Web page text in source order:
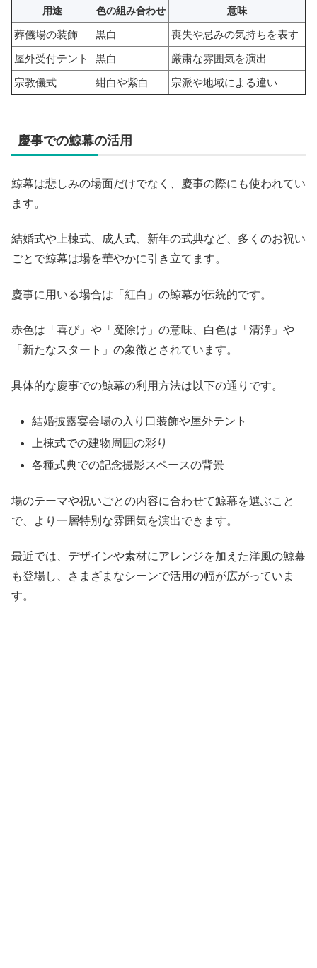
用途 色の組み合わせ 意味
葬儀場の装飾 黒白
喪失や忌みの気持ちを表す
屋外受付テント
黒白
厳粛な雰囲気を演出
宗教儀式
紺白や紫白 宗派や地域による違い
慶事での鯨幕の活用
鯨幕は悲しみの場面だけでなく、慶事の際にも使われてい
ます。
結婚式や上棟式、成人式、新年の式典など、多くのお祝い
ごとで鯨幕は場を華やかに引き立てます。
慶事に用いる場合は「紅白」の鯨幕が伝統的です。
赤色は「喜び」や「魔除け」の意味、白色は「清浄」や
「新たなスタート」の象徴とされています。
具体的な慶事での鯨幕の利用方法は以下の通りです。
結婚披露宴会場の入り口装飾や屋外テント
上棟式での建物周囲の彩り
各種式典での記念撮影スペースの背景
場のテーマや祝いごとの内容に合わせて鯨幕を選ぶこと
で、より一層特別な雰囲気を演出できます。
最近では、デザインや素材にアレンジを加えた洋風の鯨幕
も登場し、さまざまなシーンで活用の幅が広がっていま
す。